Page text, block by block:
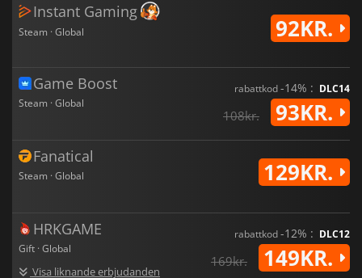
Instant Gaming
Steam · Global 92KR.
Game Boost
Steam · Global
rabattkod-14% : DLC14
108kr. 93KR.
Fanatical
Steam · Global 129KR.
HRKGAME
Gift · Global
Visa liknande erbjudanden
rabattkod-12% : DLC12
169kr. 149KR.